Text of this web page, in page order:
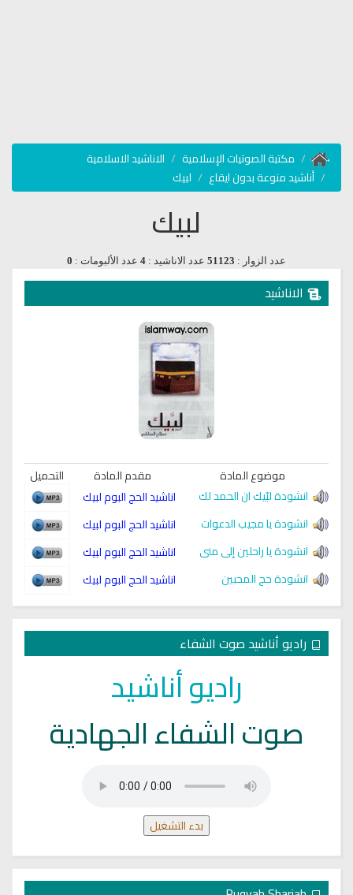
مكتبة الصوتيات الإسلامية
الاناشيد الاسلامية
أناشيد منوعة بدون ايقاع
لبيك
لبيك
عدد الزوار : 51123 عدد الاناشيد : 4 عدد الألبومات : 0
الاناشيد
موضوع المادة مقدم المادة
التحميل
انشودة لبّيك ان الحمد لك
اناشيد الحج البوم لبيك
انشودة يا مجيب الدعوات
اناشيد الحج البوم لبيك
انشودة يا راحلين إلى منى
اناشيد الحج البوم لبيك
انشودة حج المحبين
اناشيد الحج البوم لبيك
راديو أناشيد صوت الشفاء
راديو أناشيد
صوت الشفاء الجهادية
بدء التشغيل